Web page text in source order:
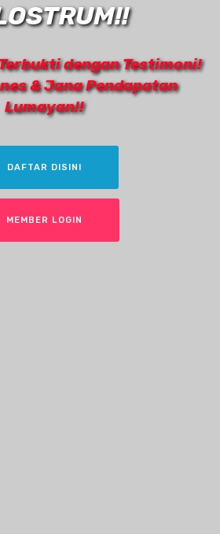
dengan Testimoni!
& Jana Pendapatan
Lumayan!!
DAFTAR DISINI
MEMBER LOGIN